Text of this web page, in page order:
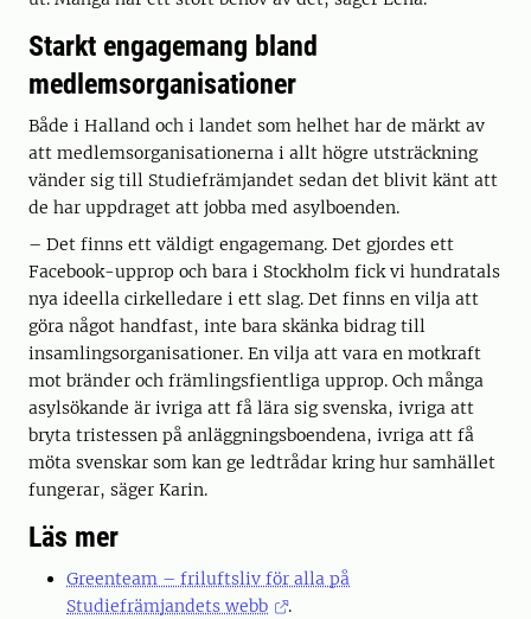
Starkt engagemang bland
medlemsorganisationer
Både i Halland och i landet som helhet har de märkt av
att medlemsorganisationerna i allt högre utsträckning
vänder sig till Studiefrämjandet sedan det blivit känt att
de har uppdraget att jobba med asylboenden.
– Det finns ett väldigt engagemang. Det gjordes ett
Facebook-upprop och bara i Stockholm fick vi hundratals
nya ideella cirkelledare i ett slag. Det finns en vilja att
göra något handfast, inte bara skänka bidrag till
insamlingsorganisationer. En vilja att vara en motkraft
mot bränder och främlingsfientliga upprop. Och många
asylsökande är ivriga att få lära sig svenska, ivriga att
bryta tristessen på anläggningsboendena, ivriga att få
möta svenskar som kan ge ledtrådar kring hur samhället
fungerar, säger Karin.
Läs mer
Greenteam – friluftsliv för alla på
Studiefrämjandets webb
.